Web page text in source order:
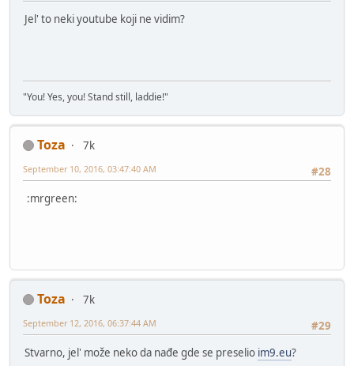
Jel' to neki youtube koji ne vidim?
"You! Yes, you! Stand still, laddie!"
Toza
7k
#28
September 10, 2016, 03:47:40 AM
:mrgreen:
Toza
7k
#29
September 12, 2016, 06:37:44 AM
Stvarno, jel' može neko da nađe gde se preselio im9.eu?